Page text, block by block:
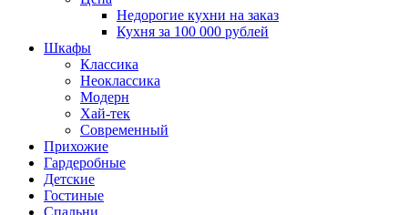
Недорогие кухни на заказ
Кухня за 100 000 рублей
Шкафы
Классика
Неоклассика
Модерн
Хай-тек
Современный
Прихожие
Гардеробные
Детские
Гостиные
Спальни